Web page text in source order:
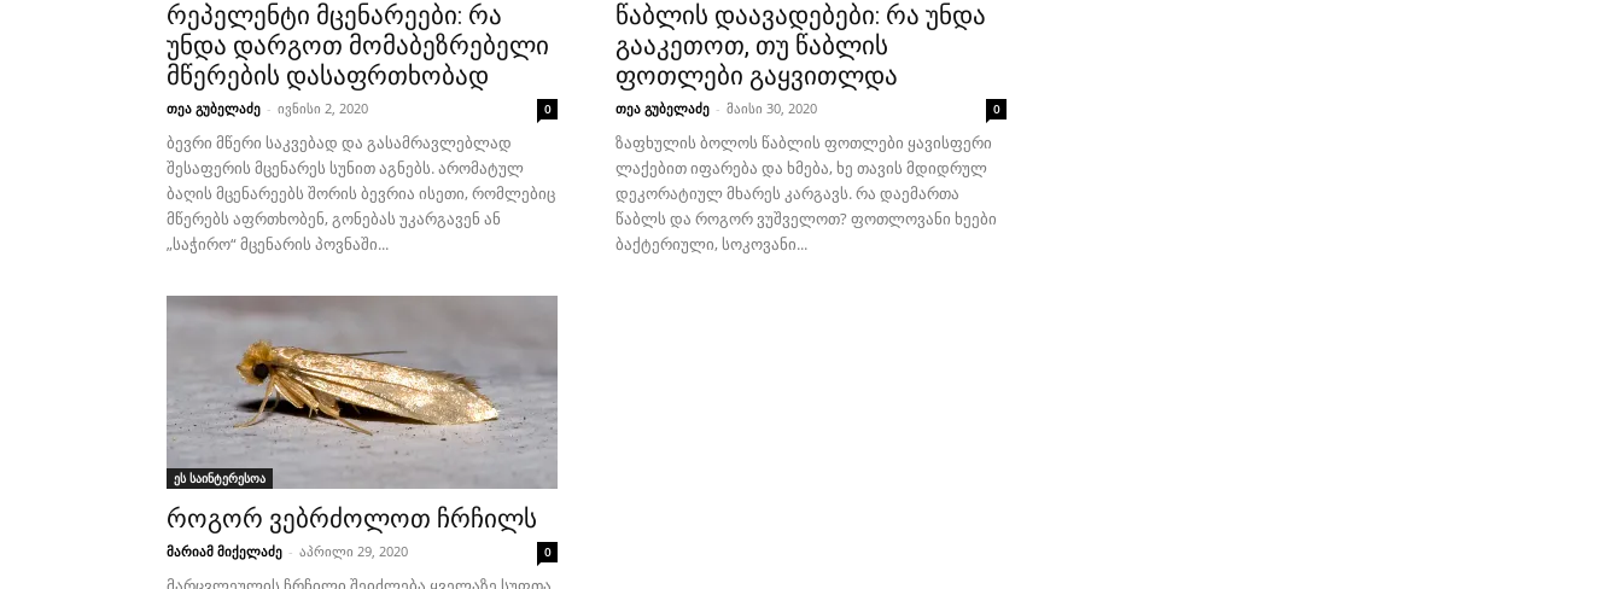
რეპელენტი მცენარეები: რა
უნდა დარგოთ მომაბეზრებელი
მწერების დასაფრთხობად
თეა გუბელაძე - ივნისი 2, 2020 0
ბევრი მწერი საკვებად და გასამრავლებლად
შესაფერის მცენარეს სუნით აგნებს. არომატულ
ბაღის მცენარეებს შორის ბევრია ისეთი, რომლებიც
მწერებს აფრთხობენ, გონებას უკარგავენ ან
„საჭირო“ მცენარის პოვნაში...
წაბლის დაავადებები: რა უნდა
გააკეთოთ, თუ წაბლის
ფოთლები გაყვითლდა
თეა გუბელაძე - მაისი 30, 2020 0
ზაფხულის ბოლოს წაბლის ფოთლები ყავისფერი
ლაქებით იფარება და ხმება, ხე თავის მდიდრულ
დეკორატიულ მხარეს კარგავს. რა დაემართა
წაბლს და როგორ ვუშველოთ? ფოთლოვანი ხეები
ბაქტერიული, სოკოვანი...
ეს საინტერესოა
როგორ ვებრძოლოთ ჩრჩილს
მარიამ მიქელაძე - აპრილი 29, 2020 0